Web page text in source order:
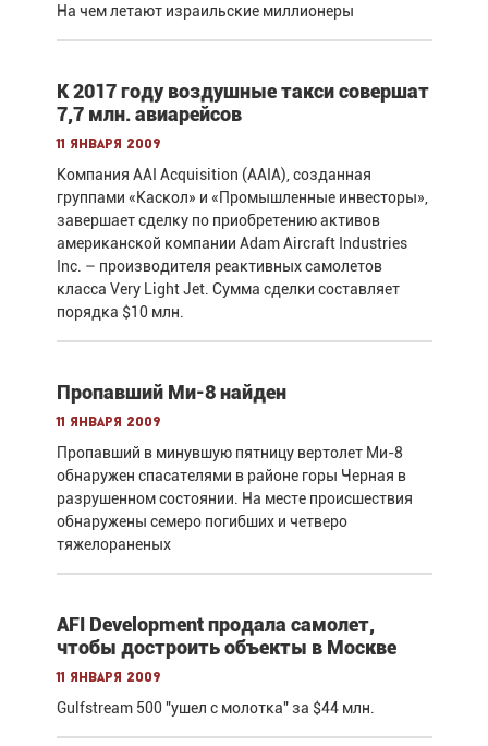
На чем летают израильские миллионеры
К 2017 году воздушные такси совершат
7,7 млн. авиарейсов
11 января 2009
Компания AAI Acquisition (AAIA), созданная
группами «Каскол» и «Промышленные инвесторы»,
завершает сделку по приобретению активов
американской компании Adam Aircraft Industries
Inc. – производителя реактивных самолетов
класса Very Light Jet. Сумма сделки составляет
порядка $10 млн.
Пропавший Ми-8 найден
11 января 2009
Пропавший в минувшую пятницу вертолет Ми-8
обнаружен спасателями в районе горы Черная в
разрушенном состоянии. На месте происшествия
обнаружены семеро погибших и четверо
тяжелораненых
AFI Development продала самолет,
чтобы достроить объекты в Москве
11 января 2009
Gulfstream 500 "ушел с молотка" за $44 млн.